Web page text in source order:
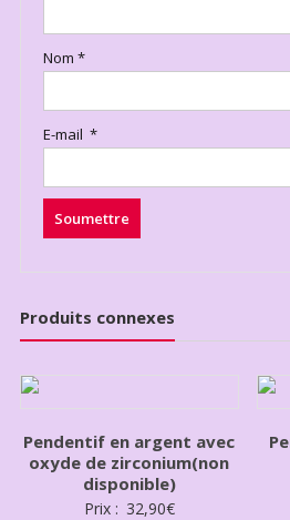
Nom *
E-mail *
Produits connexes
Pendentif en argent avec
oxyde de zirconium(non
disponible)
Prix : 32,90€